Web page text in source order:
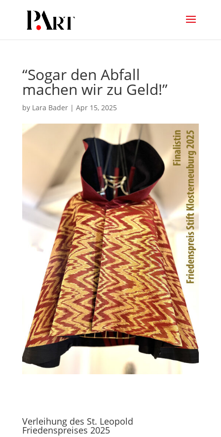
“Sogar den Abfall
machen wir zu Geld!”
by Lara Bader| Apr 15, 2025
Verleihung des St. Leopold
Friedenspreises 2025